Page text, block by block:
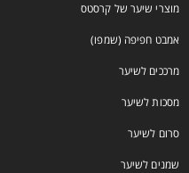
מוצרי שיער של קרסטס
אמבט חפיפה (שמפו)
מרככים לשיער
מסכות לשיער
סרום לשיער
שמנים לשיער